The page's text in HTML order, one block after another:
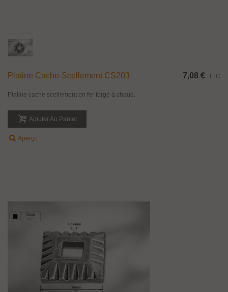
Platine Cache-Scellement CS203 7,08 € TTC
Platine cache scellement en fer forgé à chaud.
Ajouter Au Panier
Aperçu